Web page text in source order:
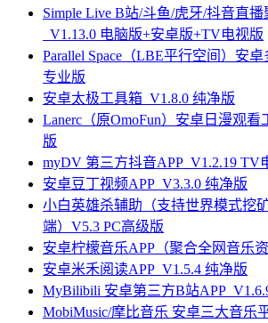
Simple Live B站/斗鱼/虎牙/抖音直
_V1.13.0 电脑版+安卓版+TV电视版
Parallel Space（LBE平行空间）安
专业版
安卓太极工具箱_V1.8.0 纯净版
Lanerc（原OmoFun）安卓日漫观看
版
myDV 第三方抖音APP_V1.2.19 TV
安卓豆丁视频APP_V3.3.0 纯净版
小白英雄杀辅助（支持世界模式挖
端）V5.3 PC高级版
安卓柠檬音乐APP（聚合全网音乐
安卓米禾阅读APP_V1.5.4 纯净版
MyBilibili 安卓第三方B站
MobiMusic/摩比音乐 安卓三大音乐